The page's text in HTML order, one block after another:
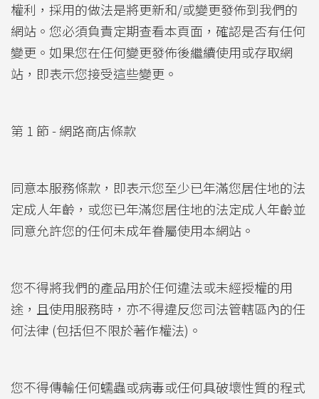
權利，採用的做法是將更新和/或變更發佈到我們的
網站。您必須負責定期查看本頁面，確認是否有任何
變更。如果您在任何變更發佈後繼續使用或存取網
站，即表示您接受這些變更。
第 1 節 - 網路商店條款
同意本服務條款，即表示您至少已年滿您居住地的法
定成人年齡，或您已年滿您居住地的法定成人年齡並
同意允許您的任何未成年眷屬使用本網站。
您不得將我們的產品用於任何違法或未經授權的用
途，且使用服務時，亦不得違反您司法管轄區內的任
何法律 (包括但不限於著作權法)。
您不得傳輸任何蠕蟲或病毒或任何具破壞性質的程式